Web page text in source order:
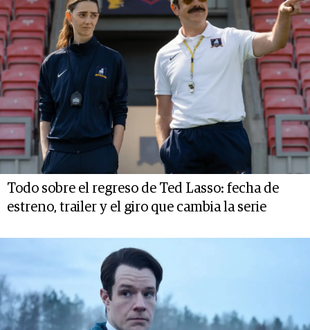
Todo sobre el regreso de Ted Lasso: fecha de
estreno, trailer y el giro que cambia la serie